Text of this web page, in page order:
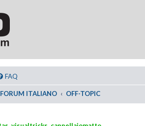
FAQ
ITALIANO OFF-TOPIC